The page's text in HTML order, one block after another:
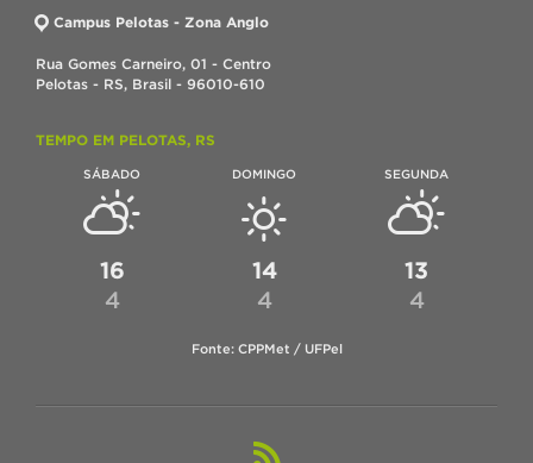
Campus Pelotas - Zona Anglo
Rua Gomes Carneiro, 01 - Centro
Pelotas - RS, Brasil - 96010-610
TEMPO EM PELOTAS, RS
SÁBADO
16
4
DOMINGO
14
4
SEGUNDA
13
4
Fonte: CPPMet / UFPel